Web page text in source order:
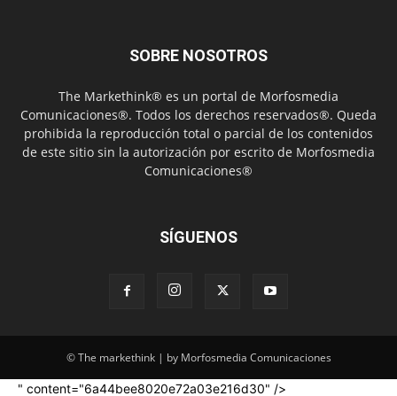
SOBRE NOSOTROS
The Markethink® es un portal de Morfosmedia
Comunicaciones®. Todos los derechos reservados®. Queda
prohibida la reproducción total o parcial de los contenidos
de este sitio sin la autorización por escrito de Morfosmedia
Comunicaciones®
SÍGUENOS
© The markethink | by Morfosmedia Comunicaciones
" content="6a44bee8020e72a03e216d30" />